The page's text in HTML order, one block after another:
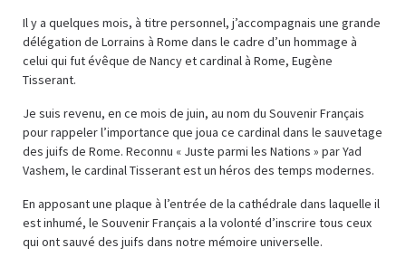
Il y a quelques mois, à titre personnel, j’accompagnais une grande
délégation de Lorrains à Rome dans le cadre d’un hommage à
celui qui fut évêque de Nancy et cardinal à Rome, Eugène
Tisserant.
Je suis revenu, en ce mois de juin, au nom du Souvenir Français
pour rappeler l’importance que joua ce cardinal dans le sauvetage
des juifs de Rome. Reconnu « Juste parmi les Nations » par Yad
Vashem, le cardinal Tisserant est un héros des temps modernes.
En apposant une plaque à l’entrée de la cathédrale dans laquelle il
est inhumé, le Souvenir Français a la volonté d’inscrire tous ceux
qui ont sauvé des juifs dans notre mémoire universelle.